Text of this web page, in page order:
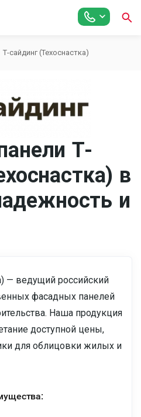
Т-сайдинг (Техоснастка)
Т-
в
и
— ведущий российский
фасадных панелей
Наша продукция
доступной цены,
для облицовки жилых и